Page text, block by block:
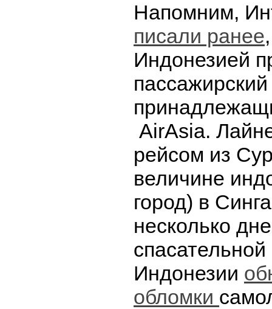
Напомним,
писали ранее
Индонезией
AirAsia.
рейсом из
величине
город) в
несколько
Индонезии
обломки